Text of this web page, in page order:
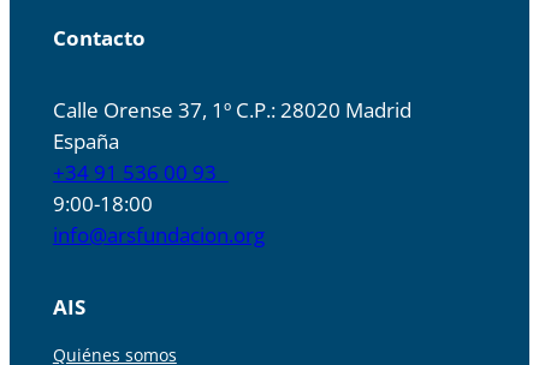
Contacto
Calle Orense 37, 1º C.P.: 28020 Madrid
España
+34 91 536 00 93
9:00-18:00
info@arsfundacion.org
AIS
Quiénes somos